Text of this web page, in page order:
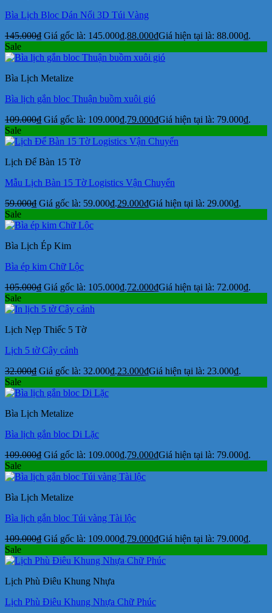
Bìa Lịch Bloc Dán Nổi 3D Túi Vàng
145.000₫ Giá gốc là: 145.000₫.88.000₫Giá hiện tại là: 88.000₫.
Sale
Bìa Lịch Metalize
Bìa lịch gắn bloc Thuận buồm xuôi gió
109.000₫ Giá gốc là: 109.000₫.79.000₫Giá hiện tại là: 79.000₫.
Sale
Lịch Để Bàn 15 Tờ
Mẫu Lịch Bàn 15 Tờ Logistics Vận Chuyển
59.000₫ Giá gốc là: 59.000₫.29.000₫Giá hiện tại là: 29.000₫.
Sale
Bìa Lịch Ép Kim
Bìa ép kim Chữ Lộc
105.000₫ Giá gốc là: 105.000₫.72.000₫Giá hiện tại là: 72.000₫.
Sale
Lịch Nẹp Thiếc 5 Tờ
Lịch 5 tờ Cây cảnh
32.000₫ Giá gốc là: 32.000₫.23.000₫Giá hiện tại là: 23.000₫.
Sale
Bìa Lịch Metalize
Bìa lịch gắn bloc Di Lặc
109.000₫ Giá gốc là: 109.000₫.79.000₫Giá hiện tại là: 79.000₫.
Sale
Bìa Lịch Metalize
Bìa lịch gắn bloc Túi vàng Tài lộc
109.000₫ Giá gốc là: 109.000₫.79.000₫Giá hiện tại là: 79.000₫.
Sale
Lịch Phù Điêu Khung Nhựa
Lịch Phù Điêu Khung Nhựa Chữ Phúc